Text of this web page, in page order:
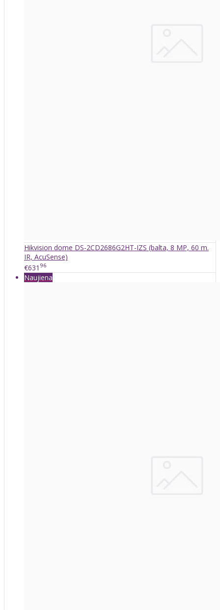
Hikvision dome DS-2CD2686G2HT-IZS (balta, 8 MP, 60 m.
IR, AcuSense)
€631 96
Naujiena